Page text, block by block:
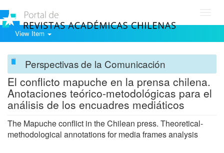
View Item
Perspectivas de la Comunicación
El conflicto mapuche en la prensa chilena.
Anotaciones teórico-metodológicas para el
análisis de los encuadres mediáticos
The Mapuche conflict in the Chilean press. Theoretical-
methodological annotations for media frames analysis